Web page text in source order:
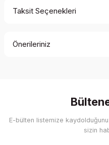
Taksit Seçenekleri
Önerileriniz
Görüş ve önerileriniz için
Ürün resmi kalitesiz, bozuk
E-bülten listemize
sizin